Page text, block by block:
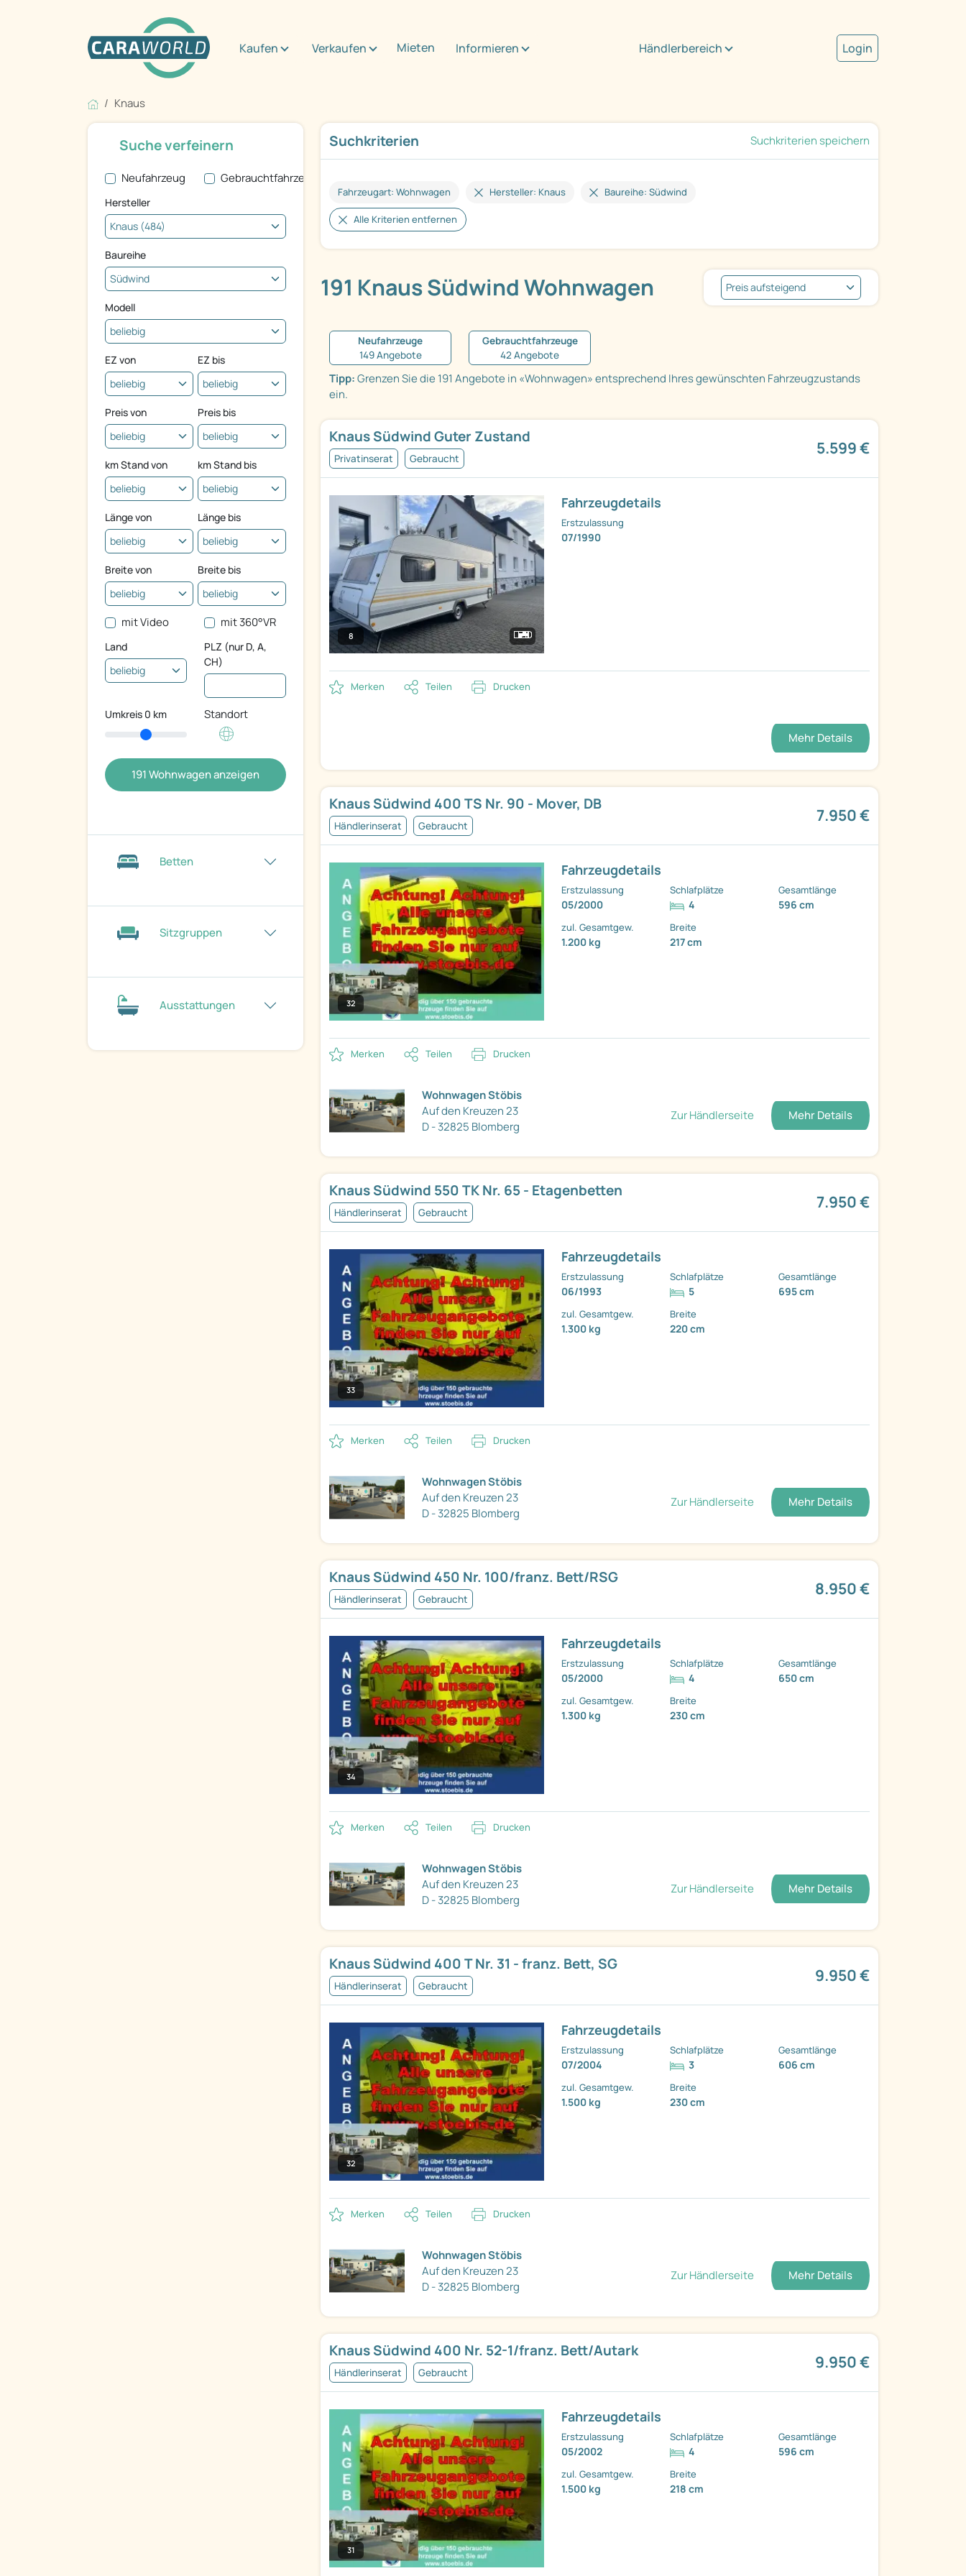
Kaufen Verkaufen Mieten Informieren Händlerbereich Login
Knaus
Suchkriterien Suchkriterien speichern
Fahrzeugart: Wohnwagen Hersteller: Knaus Baureihe: Südwind
Alle Kriterien entfernen
191 Knaus Südwind Wohnwagen
Neufahrzeuge
149 Angebote
Gebrauchtfahrzeuge
42 Angebote
Tipp:Grenzen Sie die 191 Angebote in «Wohnwagen» entsprechend Ihres gewünschten Fahrzeugzustands
ein.
Knaus Südwind Guter Zustand
Privatinserat Gebraucht
5.599 €
8
Fahrzeugdetails
Erstzulassung
07/1990
Merken Teilen Drucken
Mehr Details
Knaus Südwind 400 TS Nr. 90 - Mover, DB
Händlerinserat Gebraucht
7.950 €
32
Fahrzeugdetails
Erstzulassung
05/2000
Schlafplätze
4
Gesamtlänge
596 cm
zul. Gesamtgew.
1.200 kg
Breite
217 cm
Merken Teilen Drucken
Wohnwagen Stöbis
Auf den Kreuzen 23
D - 32825 Blomberg
Zur Händlerseite Mehr Details
Knaus Südwind 550 TK Nr. 65 - Etagenbetten
Händlerinserat Gebraucht
7.950 €
33
Fahrzeugdetails
Erstzulassung
06/1993
Schlafplätze
5
Gesamtlänge
695 cm
zul. Gesamtgew.
1.300 kg
Breite
220 cm
Merken Teilen Drucken
Wohnwagen Stöbis
Auf den Kreuzen 23
D - 32825 Blomberg
Zur Händlerseite Mehr Details
Knaus Südwind 450 Nr. 100/franz. Bett/RSG
Händlerinserat Gebraucht
8.950 €
34
Fahrzeugdetails
Erstzulassung
05/2000
Schlafplätze
4
Gesamtlänge
650 cm
zul. Gesamtgew.
1.300 kg
Breite
230 cm
Merken Teilen Drucken
Wohnwagen Stöbis
Auf den Kreuzen 23
D - 32825 Blomberg
Zur Händlerseite Mehr Details
Knaus Südwind 400 T Nr. 31 - franz. Bett, SG
Händlerinserat Gebraucht
9.950 €
32
Fahrzeugdetails
Erstzulassung
07/2004
Schlafplätze
3
Gesamtlänge
606 cm
zul. Gesamtgew.
1.500 kg
Breite
230 cm
Merken Teilen Drucken
Wohnwagen Stöbis
Auf den Kreuzen 23
D - 32825 Blomberg
Zur Händlerseite Mehr Details
Knaus Südwind 400 Nr. 52-1/franz. Bett/Autark
Händlerinserat Gebraucht
9.950 €
31
Fahrzeugdetails
Erstzulassung
05/2002
Schlafplätze
4
Gesamtlänge
596 cm
zul. Gesamtgew.
1.500 kg
Breite
218 cm
Suche verfeinern
Neufahrzeug Gebrauchtfahrzeug
Hersteller
Baureihe
Modell
EZ von EZ bis
Preis von Preis bis
km Stand von km Stand bis
Länge von Länge bis
Breite von Breite bis
mit Video mit 360°VR
Land
PLZ (nur D, A,
CH)
Umkreis 0 km Standort
191Wohnwagen anzeigen
Betten
Sitzgruppen
Ausstattungen